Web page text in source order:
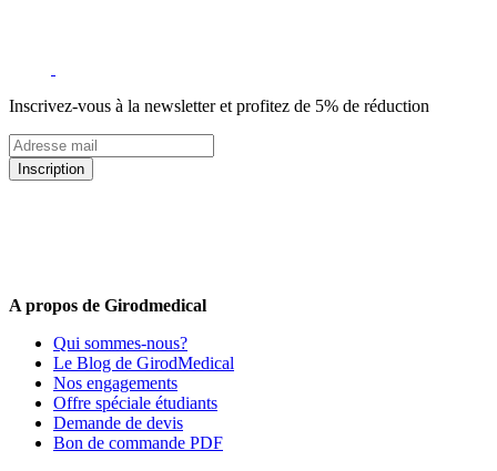
Inscrivez-vous à la newsletter et profitez de 5% de réduction
Inscription
A propos de Girodmedical
Qui sommes-nous?
Le Blog de GirodMedical
Nos engagements
Offre spéciale étudiants
Demande de devis
Bon de commande PDF